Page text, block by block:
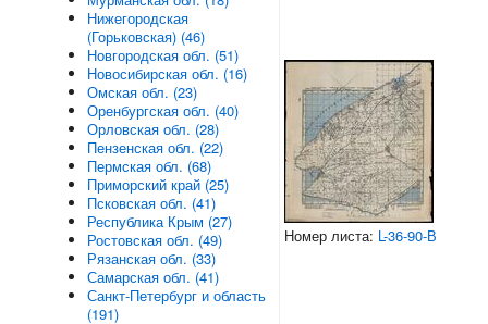
Номер листа: L-36-90-В
Нижегородская
(Горьковская) (46)
Новгородская обл. (51)
Новосибирская обл. (16)
Омская обл. (23)
Оренбургская обл. (40)
Орловская обл. (28)
Пензенская обл. (22)
Пермская обл. (68)
Приморский край (25)
Псковская обл. (41)
Республика Крым (27)
Ростовская обл. (49)
Рязанская обл. (33)
Самарская обл. (41)
Санкт-Петербург и область
(191)